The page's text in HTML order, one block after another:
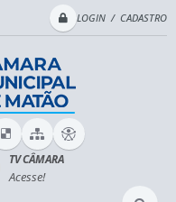
LOGIN / CADASTRO
TV CÂMARA
Acesse!